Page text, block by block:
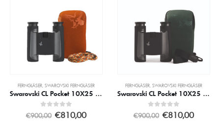
FERNGLÄSER, SWAROVSKI FERNGLÄSER
Swarovski CL Pocket 10X25 Schwarz inkl. Mo Mountain Zubehörpaket
0 out of 5
€900,00 €810,00
FERNGLÄSER, SWAROVSKI FERNGLÄSER
Swarovski CL Pocket 10X25 Schwarz inkl. WN Wild Nature Zubehörpaket
0 out of 5
€900,00 €810,00